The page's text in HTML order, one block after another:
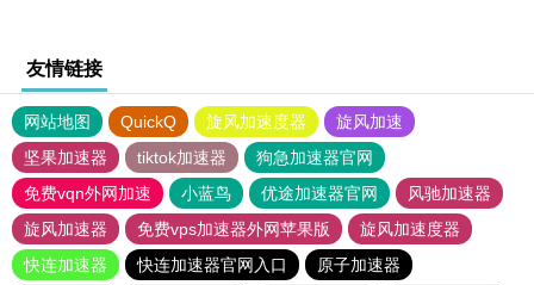
友情链接
网站地图 QuickQ 旋风加速度器
旋风加速
坚果加速器
tiktok加速器
狗急加速器官网
免费vqn外网加速
小蓝鸟 优途加速器官网
风驰加速器
旋风加速器
免费vps加速器外网苹果版
旋风加速度器
快连加速器
快连加速器官网入口
原子加速器